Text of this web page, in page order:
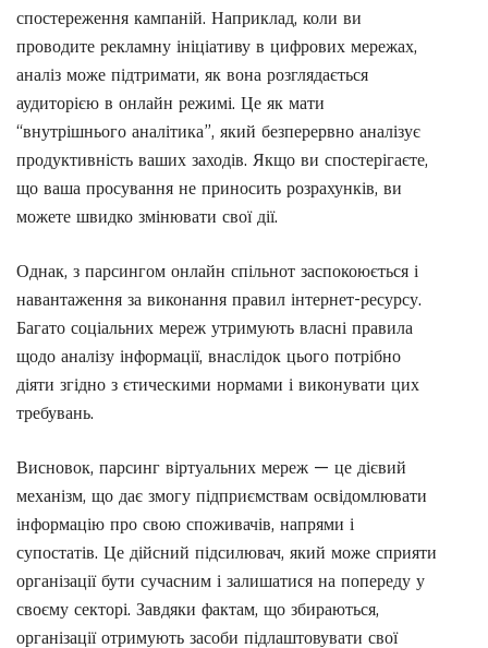
спостереження кампаній. Наприклад, коли ви
проводите рекламну ініціативу в цифрових мережах,
аналіз може підтримати, як вона розглядається
аудиторією в онлайн режимі. Це як мати
“внутрішнього аналітика”, який безперервно аналізує
продуктивність ваших заходів. Якщо ви спостерігаєте,
що ваша просування не приносить розрахунків, ви
можете швидко змінювати свої дії.
Однак, з парсингом онлайн спільнот заспокоюється і
навантаження за виконання правил інтернет-ресурсу.
Багато соціальних мереж утримують власні правила
щодо аналізу інформації, внаслідок цього потрібно
діяти згідно з єтическими нормами і виконувати цих
требувань.
Висновок, парсинг віртуальних мереж — це дієвий
механізм, що дає змогу підприємствам освідомлювати
інформацію про свою споживачів, напрями і
супостатів. Це дійсний підсилювач, який може сприяти
організації бути сучасним і залишатися на попереду у
своєму секторі. Завдяки фактам, що збираються,
організації отримують засоби підлаштовувати свої